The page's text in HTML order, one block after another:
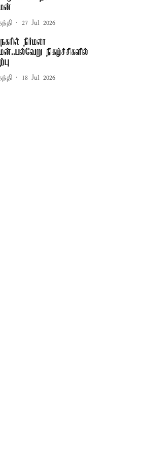
27 Jul 2026
நிர்மலா
நிகழ்ச்சிகளில்
18 Jul 2026